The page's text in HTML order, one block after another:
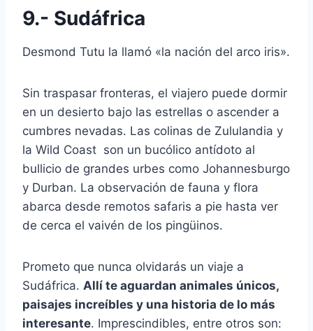
9.- Sudáfrica
Desmond Tutu la llamó «la nación del arco iris».
Sin traspasar fronteras, el viajero puede dormir
en un desierto bajo las estrellas o ascender a
cumbres nevadas. Las colinas de Zululandia y
la Wild Coast son un bucólico antídoto al
bullicio de grandes urbes como Johannesburgo
y Durban. La observación de fauna y flora
abarca desde remotos safaris a pie hasta ver
de cerca el vaivén de los pingüinos.
Prometo que nunca olvidarás un viaje a
Sudáfrica. Allí te aguardan animales únicos,
paisajes increíbles y una historia de lo más
interesante. Imprescindibles, entre otros son: